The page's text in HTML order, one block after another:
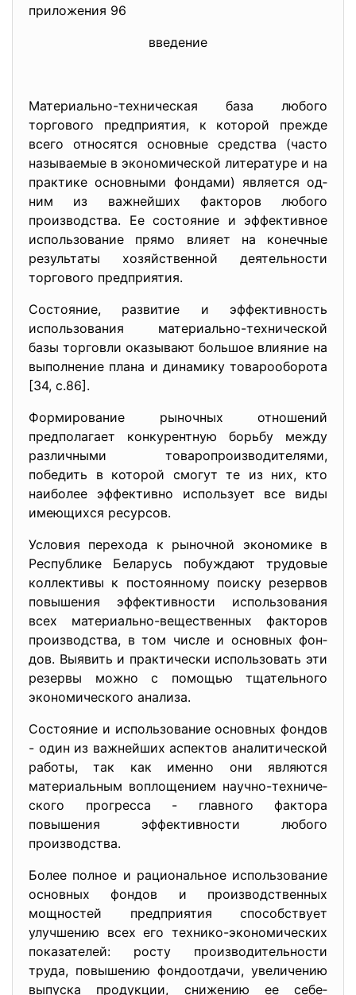
приложения 96
введение
Материально-техническая база любого
торгового предприятия, к которой прежде
всего относятся основные средства (часто
называемые в экономической литературе и на
практике основными фондами) является од­
ним из важнейших факторов любого
производства. Ее состоя­ние и эффективное
использование прямо влияет на конечные
результаты хозяйственной деятельности
торгового предприятия.
Состояние, развитие и эффективность
использования материально-технической
базы торговли оказывают большое влияние на
выполнение плана и динамику товарооборота
[34, с.86].
Формирование рыночных отношений
предполагает конку­рентную борьбу между
различными товаропроизводителями,
победить в которой смогут те из них, кто
наиболее эффективно использует все виды
имеющихся ресурсов.
Условия перехода к рыночной экономике в
Республике Беларусь побуждают тру­довые
коллективы к постоянному поиску резервов
повыше­ния эффективности использования
всех материально-вещест­венных факторов
производства, в том числе и основных фон­
дов. Выявить и практически использовать эти
резервы можно с помощью тщательного
экономического анализа.
Состояние и использование основных фондов
- один из важнейших аспектов аналитической
работы, так как именно они являются
материальным воплощением научно-техниче­
ского прогресса - главного фактора
повышения эффективнос­ти любого
производства.
Более полное и рациональное использование
основных фондов и производственных
мощностей предприятия спо­собствует
улучшению всех его технико-экономических
пока­зателей: росту производительности
труда, повышению фондоотдачи, увеличению
выпуска продукции, снижению ее себе­